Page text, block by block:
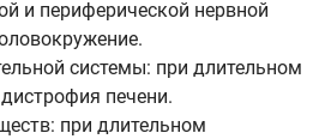
и периферической нервной
системы: при длительном
печени.
при длительном